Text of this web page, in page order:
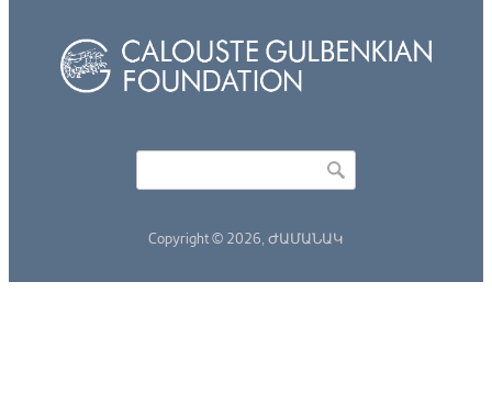
Copyright © 2026, ԺԱՄԱՆԱԿ